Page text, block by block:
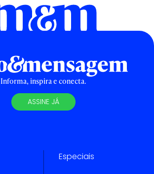
Informa, inspira e conecta.
ASSINE JÁ
Especiais